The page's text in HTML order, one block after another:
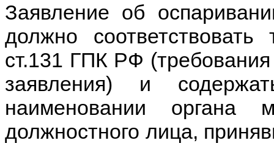
Заявление об
должно
ст.131 ГПК РФ
заявления) и
наименовании органа
должностного лица,